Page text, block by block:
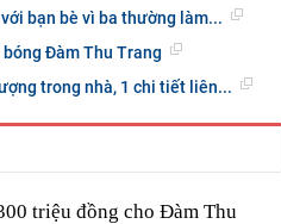
tỉnh, thành phố sau kỳ
lá?
hưởng lợi!
không 15 triệu USD
mua ô tô tặng sinh nhật
bạn bè vì ba thường làm...
Đàm Thu Trang
trong nhà, 1 chi tiết liên...
triệu đồng cho Đàm Thu